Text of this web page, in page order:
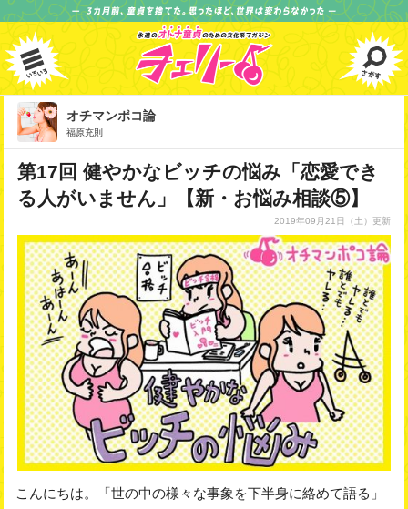
オチマンポコ論
福原充則
第17回 健やかなビッチの悩み「恋愛でき
る人がいません」【新・お悩み相談⑤】
2019年09月21日 （土）更新
こんにちは。「世の中の様々な事象を下半身に絡めて語る」